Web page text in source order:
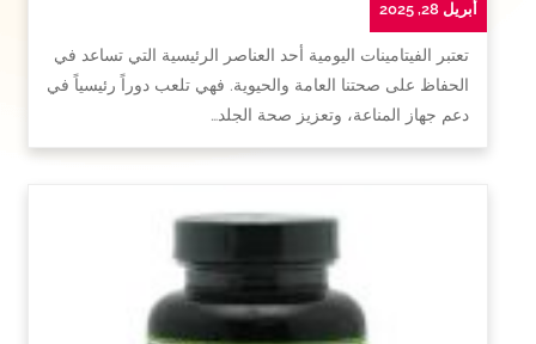
أبريل 28, 2025
تعتبر الفيتامينات اليومية أحد العناصر الرئيسية التي تساعد في
الحفاظ على صحتنا العامة والحيوية. فهي تلعب دوراً رئيسياً في
دعم جهاز المناعة، وتعزيز صحة الجلد…